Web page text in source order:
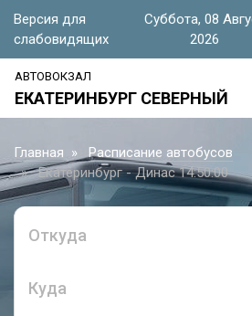
Версия для
слабовидящих
Суббота, 08
2026
АВТОВОКЗАЛ
ЕКАТЕРИНБУРГ СЕВЕРНЫЙ
Главная
Расписание автобусов
Екатеринбург - Динас 14:50:00
Откуда
Куда